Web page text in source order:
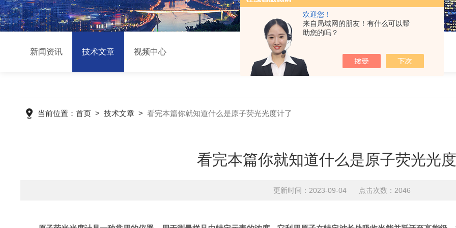
欢迎您！
来自局域网的朋友！有什么可以帮
助您的吗？
新闻资讯 技术文章 视频中心
当前位置：首页 >技术文章 >看完本篇你就知道什么是原子荧光光度计了
看完本篇你就知道什么是原子荧光光
更新时间：2023-09-04 点击次数：2046